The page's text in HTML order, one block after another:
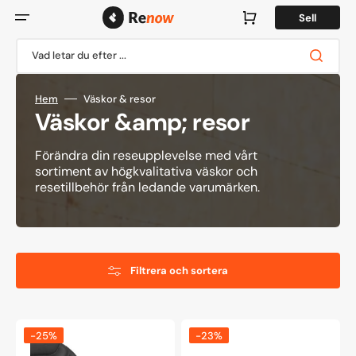
innehåll
Vad letar du efter ...
Varukorg Sell
Hem Väskor & resor
Kollektion:
Väskor &amp; resor
Förändra din reseupplevelse med vårt
sortiment av högkvalitativa väskor och
resetillbehör från ledande varumärken.
Filtrera och sortera
Vadderad
campingstol
-25%
The
Chesterfield
-23%